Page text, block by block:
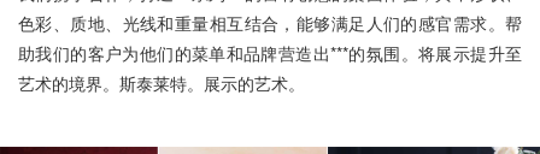
色彩、质地、光线和重量相互结合，能够满足人们的感官需求。帮
助我们的客户为他们的菜单和品牌营造出***的氛围。将展示提升至
艺术的境界。斯泰莱特。展示的艺术。